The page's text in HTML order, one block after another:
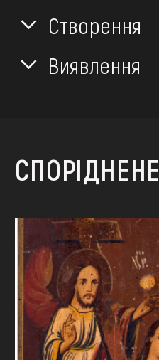
Створення
Виявлення
СПОРІДНЕНЕ